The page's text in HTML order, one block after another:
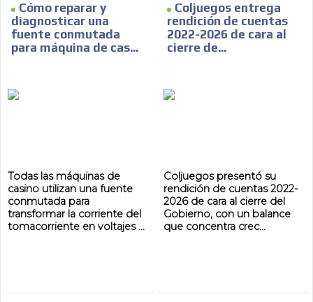
Cómo reparar y
diagnosticar una
fuente conmutada
para máquina de cas...
Todas las máquinas de
casino utilizan una fuente
conmutada para
transformar la corriente del
tomacorriente en voltajes ...
Coljuegos entrega
rendición de cuentas
2022-2026 de cara al
cierre de...
Coljuegos presentó su
rendición de cuentas 2022-
2026 de cara al cierre del
Gobierno, con un balance
que concentra crec...